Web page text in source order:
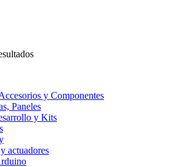
y Componentes
Paneles
y Kits
actuadores